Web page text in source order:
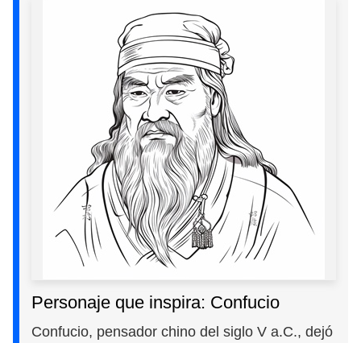
Personaje que inspira: Confucio
Confucio, pensador chino del siglo V a.C., dejó